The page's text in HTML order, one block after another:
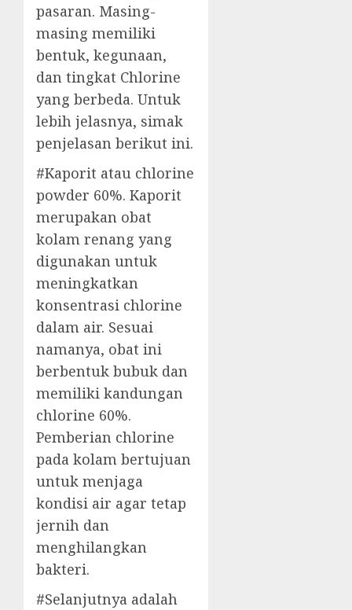
pasaran. Masing-
masing memiliki
bentuk, kegunaan,
dan tingkat Chlorine
yang berbeda. Untuk
lebih jelasnya, simak
penjelasan berikut ini.
#Kaporit atau chlorine
powder 60%. Kaporit
merupakan obat
kolam renang yang
digunakan untuk
meningkatkan
konsentrasi chlorine
dalam air. Sesuai
namanya, obat ini
berbentuk bubuk dan
memiliki kandungan
chlorine 60%.
Pemberian chlorine
pada kolam bertujuan
untuk menjaga
kondisi air agar tetap
jernih dan
menghilangkan
bakteri.
#Selanjutnya adalah